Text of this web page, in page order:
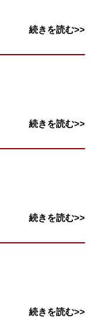
続きを読む>>
続きを読む>>
続きを読む>>
続きを読む>>